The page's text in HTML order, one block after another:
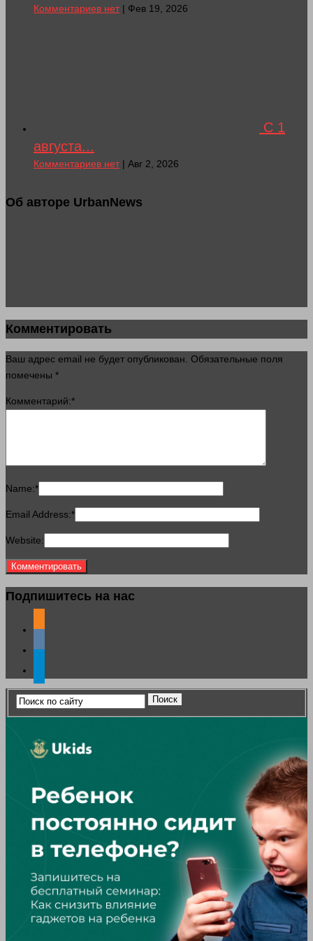
Комментариев нет| Фев 19, 2026
С 1
августа...
Комментариев нет| Авг 2, 2026
Об авторе UrbanNews
Комментировать
Ваш адрес email не будет опубликован. Обязательные поля
помечены *
Комментарий:*
Name:*
Email Address:*
Website:
Подпишитесь на нас